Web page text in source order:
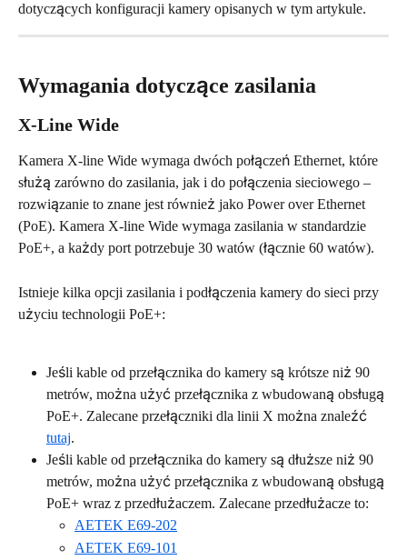
dotyczących konfiguracji kamery opisanych w tym artykule.
Wymagania dotyczące zasilania
X-Line Wide
Kamera X-line Wide wymaga dwóch połączeń Ethernet, które
służą zarówno do zasilania, jak i do połączenia sieciowego –
rozwiązanie to znane jest również jako Power over Ethernet
(PoE). Kamera X-line Wide wymaga zasilania w standardzie
PoE+, a każdy port potrzebuje 30 watów (łącznie 60 watów).
Istnieje kilka opcji zasilania i podłączenia kamery do sieci przy
użyciu technologii PoE+:
Jeśli kable od przełącznika do kamery są krótsze niż 90
metrów, można użyć przełącznika z wbudowaną obsługą
PoE+. Zalecane przełączniki dla linii X można znaleźć
tutaj.
Jeśli kable od przełącznika do kamery są dłuższe niż 90
metrów, można użyć przełącznika z wbudowaną obsługą
PoE+ wraz z przedłużaczem. Zalecane przedłużacze to:
AETEK E69-202
AETEK E69-101